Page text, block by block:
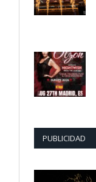
PUBLICIDAD